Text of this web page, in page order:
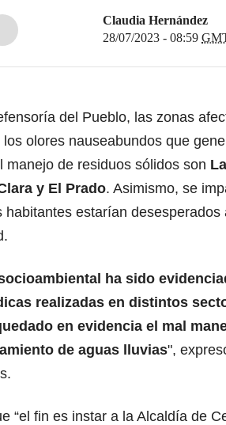
Claudia Hernández
28/07/2023 - 08:59
del Pueblo, las zonas
olores nauseabundos que
manejo de residuos sólidos son
y El Prado. Asimismo, se
habitantes estarían desesperados
ha sido
realizadas en distintos
en evidencia el mal
de aguas lluvias",
“el fin es instar a la Alcaldía de